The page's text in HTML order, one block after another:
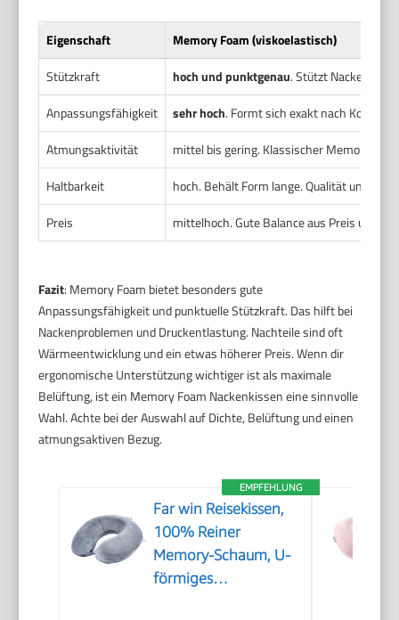
Eigenschaft
Memory Foam (viskoelastisch)
Stützkraft
hoch und punktgenau. Stützt Nacken
Anpassungsfähigkeit
sehr hoch. Formt sich exakt nach Kopf und
Atmungsaktivität
mittel bis gering. Klassischer Memory
Haltbarkeit
hoch. Behält Form lange. Qualität und
Preis
mittelhoch. Gute Balance aus Preis und
Fazit: Memory Foam bietet besonders gute
Anpassungsfähigkeit und punktuelle Stützkraft. Das hilft bei
Nackenproblemen und Druckentlastung. Nachteile sind oft
Wärmeentwicklung und ein etwas höherer Preis. Wenn dir
ergonomische Unterstützung wichtiger ist als maximale
Belüftung, ist ein Memory Foam Nackenkissen eine sinnvolle
Wahl. Achte bei der Auswahl auf Dichte, Belüftung und einen
atmungsaktiven Bezug.
EMPFEHLUNG
Far win Reisekissen,
100% Reiner
Memory-Schaum, U-
förmiges